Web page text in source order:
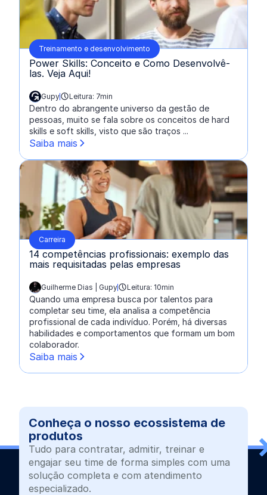
Treinamento e desenvolvimento
Power Skills: Conceito e Como Desenvolvê-
las. Veja Aqui!
escrito por:
Gupy Leitura: 7min
Dentro do abrangente universo da gestão de
pessoas, muito se fala sobre os conceitos de hard
skills e soft skills, visto que são traços ...
Saiba mais
Carreira
14 competências profissionais: exemplo das
mais requisitadas pelas empresas
escrito por:
Guilherme Dias | Gupy Leitura: 10min
Quando uma empresa busca por talentos para
completar seu time, ela analisa a competência
profissional de cada indivíduo. Porém, há diversas
habilidades e comportamentos que formam um bom
colaborador.
Saiba mais
Conheça o nosso ecossistema de
produtos
Tudo para contratar, admitir, treinar e
engajar seu time de forma simples com uma
solução completa e com atendimento
especializado.